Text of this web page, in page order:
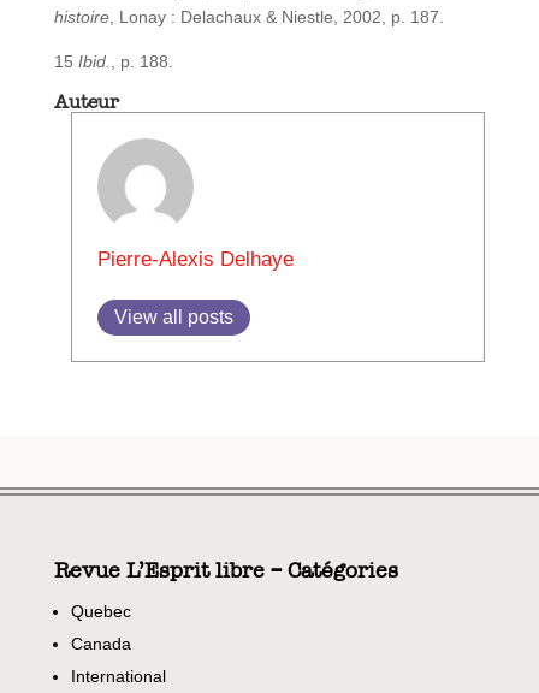
histoire, Lonay : Delachaux & Niestle, 2002, p. 187.
15 Ibid. , p. 188.
Auteur
Pierre-Alexis Delhaye
View all posts
Revue L’Esprit libre – Catégories
Quebec
Canada
International